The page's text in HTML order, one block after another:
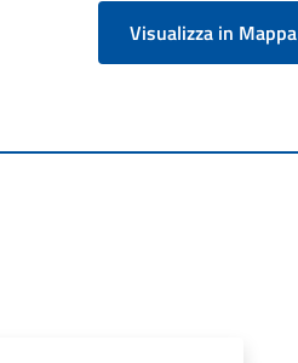
Visualizza in Mappa